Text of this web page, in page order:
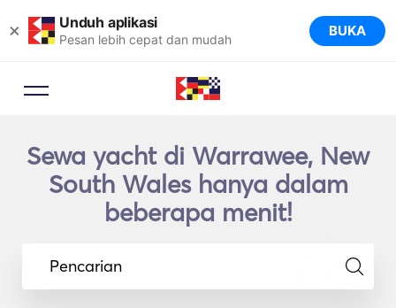
× Unduh aplikasi
Pesan lebih cepat dan mudah BUKA
Sewa yacht di Warrawee, New
South Wales hanya dalam
beberapa menit!
Pencarian